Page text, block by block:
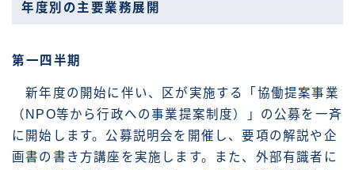
年度別の主要業務展開
第一四半期
新年度の開始に伴い、区が実施する「協働提案事業
（NPO等から行政への事業提案制度）」の公募を一斉
に開始します。公募説明会を開催し、要項の解説や企
画書の書き方講座を実施します。また、外部有識者に